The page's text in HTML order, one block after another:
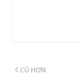
CŨ HƠN